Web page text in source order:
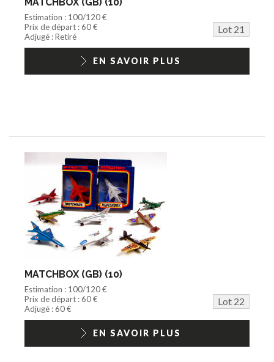
Estimation : 100/120 €
Prix de départ : 60 €
Lot 21
Adjugé : Retiré
EN SAVOIR PLUS
MATCHBOX (GB) (10)
Estimation : 100/120 €
Prix de départ : 60 €
Lot 22
Adjugé : 60 €
EN SAVOIR PLUS